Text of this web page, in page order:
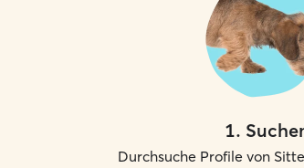
1.
Durchsuche Profile von